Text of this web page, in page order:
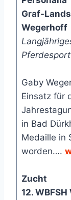
Graf-
Wegerhoff
Pferdesport
Gaby
Einsatz für
in Bad
Medaille in
worden….
Zucht
12.